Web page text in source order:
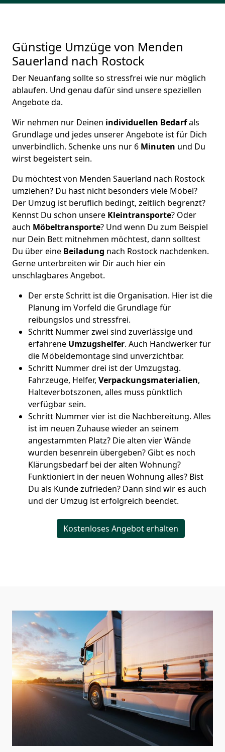
Günstige Umzüge von Menden
Sauerland nach Rostock
Der Neuanfang sollte so stressfrei wie nur möglich
ablaufen. Und genau dafür sind unsere speziellen
Angebote da.
Wir nehmen nur Deinen individuellen Bedarfals
Grundlage und jedes unserer Angebote ist für Dich
unverbindlich. Schenke uns nur 6 Minuten und Du
wirst begeistert sein.
Du möchtest von Menden Sauerland nach Rostock
umziehen? Du hast nicht besonders viele Möbel?
Der Umzug ist beruflich bedingt, zeitlich begrenzt?
Kennst Du schon unsere Kleintransporte? Oder
auch Möbeltransporte? Und wenn Du zum Beispiel
nur Dein Bett mitnehmen möchtest, dann solltest
Du über eine Beiladung nach Rostock nachdenken.
Gerne unterbreiten wir Dir auch hier ein
unschlagbares Angebot.
Der erste Schritt ist die Organisation. Hier ist die
Planung im Vorfeld die Grundlage für
reibungslos und stressfrei.
Schritt Nummer zwei sind zuverlässige und
erfahrene Umzugshelfer. Auch Handwerker für
die Möbeldemontage sind unverzichtbar.
Schritt Nummer drei ist der Umzugstag.
Fahrzeuge, Helfer, Verpackungsmaterialien,
Halteverbotszonen, alles muss pünktlich
verfügbar sein.
Schritt Nummer vier ist die Nachbereitung. Alles
ist im neuen Zuhause wieder an seinem
angestammten Platz? Die alten vier Wände
wurden besenrein übergeben? Gibt es noch
Klärungsbedarf bei der alten Wohnung?
Funktioniert in der neuen Wohnung alles? Bist
Du als Kunde zufrieden? Dann sind wir es auch
und der Umzug ist erfolgreich beendet.
Kostenloses Angebot erhalten